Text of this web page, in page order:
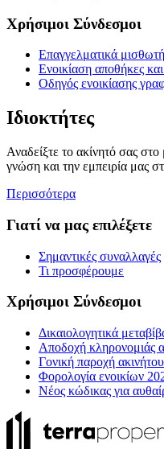
Χρήσιμοι Σύνδεσμοι
Επαγγελματικά
Ενοικίαση αποθήκες
Οδηγός ενοικίασης
Ιδιοκτήτες
Αναδείξτε το ακίνητό σας
γνώση και την εμπειρία μας
Περισσότερα
Γιατί να μας επιλέξετε
Σημαντικές συναλλαγές
Τι προσφέρουμε
Χρήσιμοι Σύνδεσμοι
Δικαιολογητικά
Αποδοχή κληρονομιάς
Γονική παροχή ακινήτου
Φορολογία ενοικίων
Νέος κώδικας για